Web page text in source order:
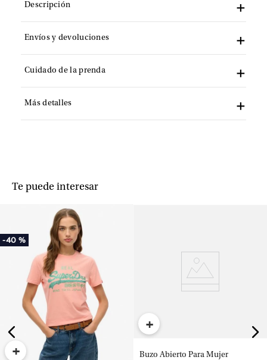
Descripción
Envíos y devoluciones
Cuidado de la prenda
Más detalles
Te puede interesar
-40 %
+
+
Buzo Abierto Para Mujer